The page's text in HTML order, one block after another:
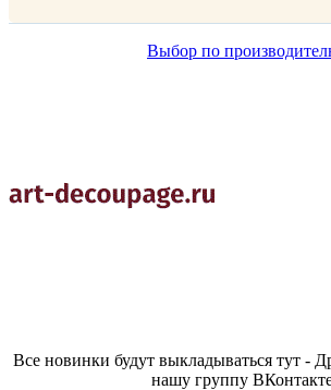
Выбор по
Все новинки будут выкладываться тут -
нашу группу